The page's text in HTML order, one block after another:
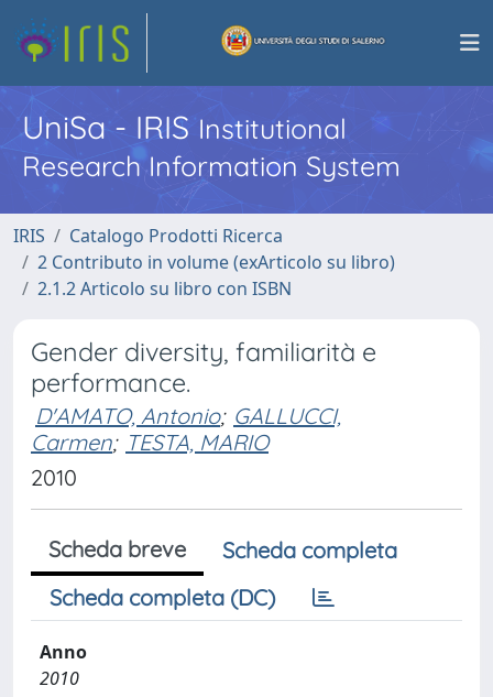
UniSa - IRISInstitutional
Research Information System
IRIS
Catalogo Prodotti Ricerca
2 Contributo in volume (exArticolo su libro)
2.1.2 Articolo su libro con ISBN
Gender diversity, familiarità e
performance.
D'AMATO, Antonio; GALLUCCI,
Carmen; TESTA, MARIO
2010
Scheda breve
Scheda completa
Scheda completa (DC)
Anno
2010